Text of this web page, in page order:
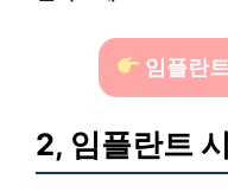
임플란
2, 임플란트